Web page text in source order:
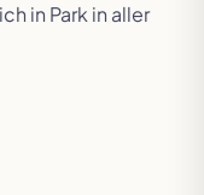
in Park in aller